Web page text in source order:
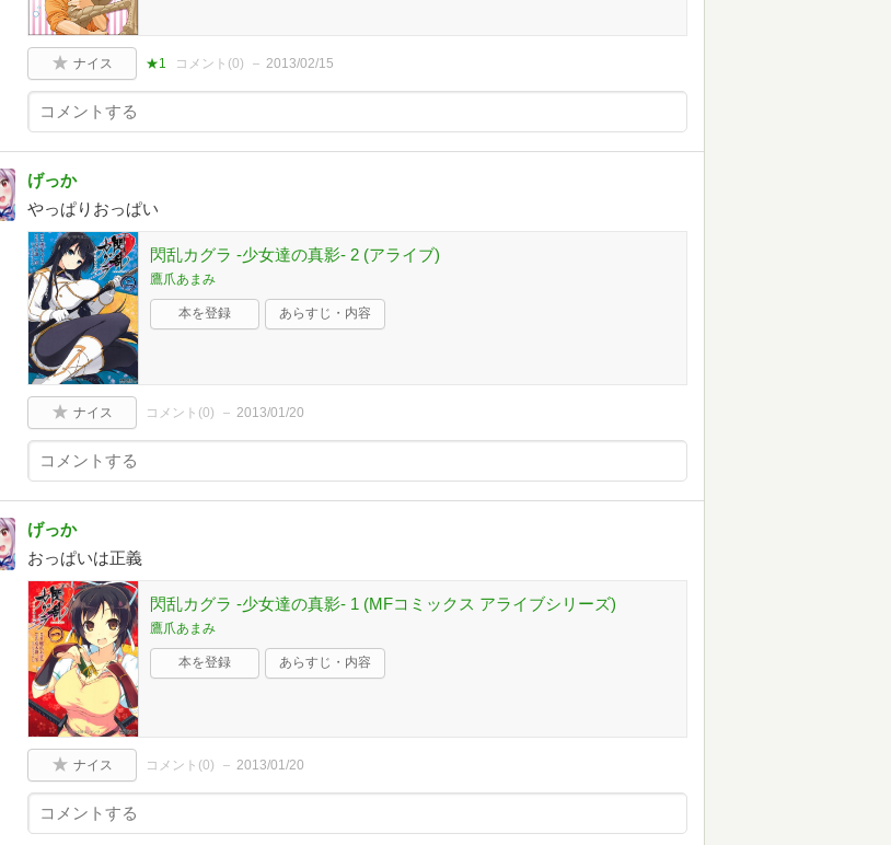
ナイス ★1 コメント(0) 2013/02/15
げっか
やっぱりおっぱい
閃乱カグラ -少女達の真影- 2 (アライブ)
鷹爪あまみ
本を登録 あらすじ・内容
ナイス コメント(0) 2013/01/20
げっか
おっぱいは正義
閃乱カグラ -少女達の真影- 1 (MFコミックス アライブシリーズ)
鷹爪あまみ
本を登録 あらすじ・内容
ナイス コメント(0) 2013/01/20